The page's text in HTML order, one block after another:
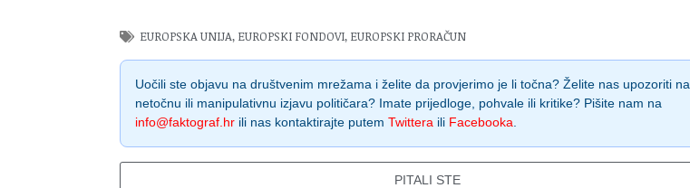
EUROPSKA UNIJA, EUROPSKI FONDOVI, EUROPSKI PRORAČUN
Uočili ste objavu na društvenim mrežama i želite da provjerimo je li točna? Želite nas upozoriti na
netočnu ili manipulativnu izjavu političara? Imate prijedloge, pohvale ili kritike? Pišite nam na
info@faktograf.hr ili nas kontaktirajte putem Twittera ili Facebooka
PITALI STE